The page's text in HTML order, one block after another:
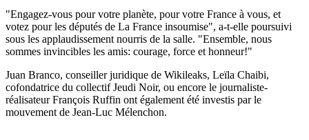
"Engagez-vous pour votre planète, pour votre France à vous, et
votez pour les députés de La France insoumise", a-t-elle poursuivi
sous les applaudissement nourris de la salle. "Ensemble, nous
sommes invincibles les amis: courage, force et honneur!"
Juan Branco, conseiller juridique de Wikileaks, Leïla Chaibi,
cofondatrice du collectif Jeudi Noir, ou encore le journaliste-
réalisateur François Ruffin ont également été investis par le
mouvement de Jean-Luc Mélenchon.